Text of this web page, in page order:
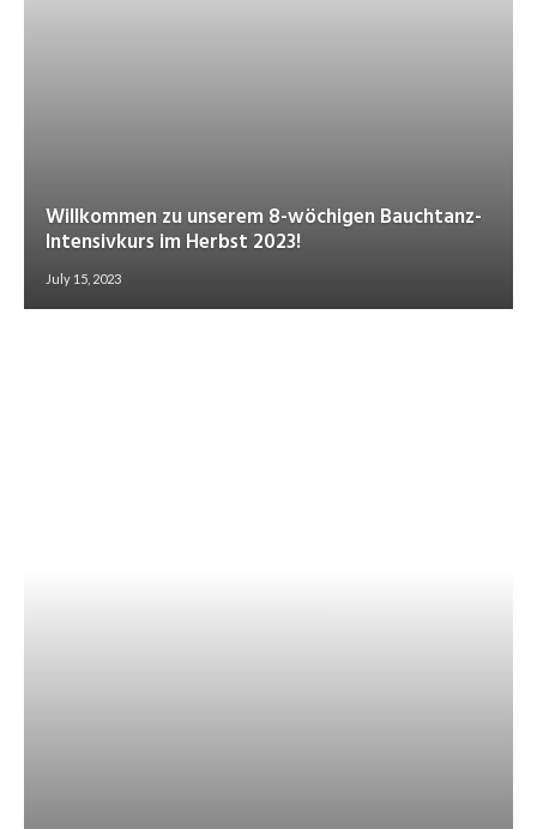
Willkommen zu unserem 8-wöchigen Bauchtanz-
Intensivkurs im Herbst 2023!
July 15, 2023